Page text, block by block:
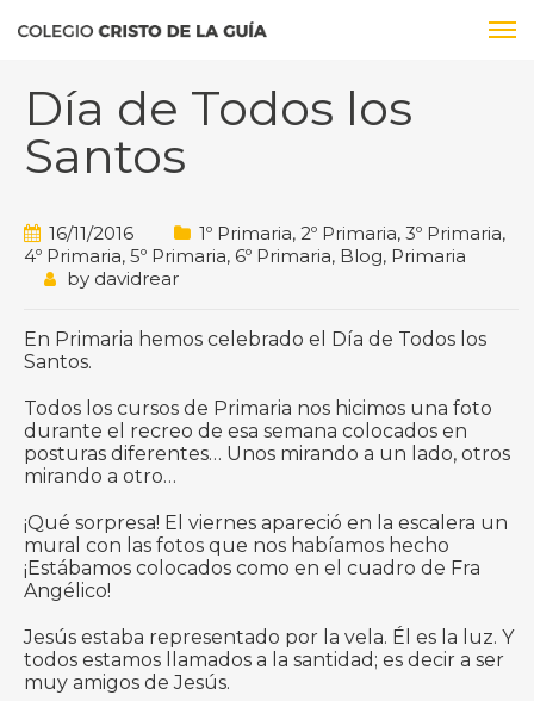
Día de Todos los
Santos
16/11/2016 1º Primaria, 2º Primaria, 3º Primaria,
4º Primaria, 5º Primaria, 6º Primaria, Blog, Primaria
by davidrear
En Primaria hemos celebrado el Día de Todos los
Santos.
Todos los cursos de Primaria nos hicimos una foto
durante el recreo de esa semana colocados en
posturas diferentes… Unos mirando a un lado, otros
mirando a otro…
¡Qué sorpresa! El viernes apareció en la escalera un
mural con las fotos que nos habíamos hecho
¡Estábamos colocados como en el cuadro de Fra
Angélico!
Jesús estaba representado por la vela. Él es la luz. Y
todos estamos llamados a la santidad; es decir a ser
muy amigos de Jesús.